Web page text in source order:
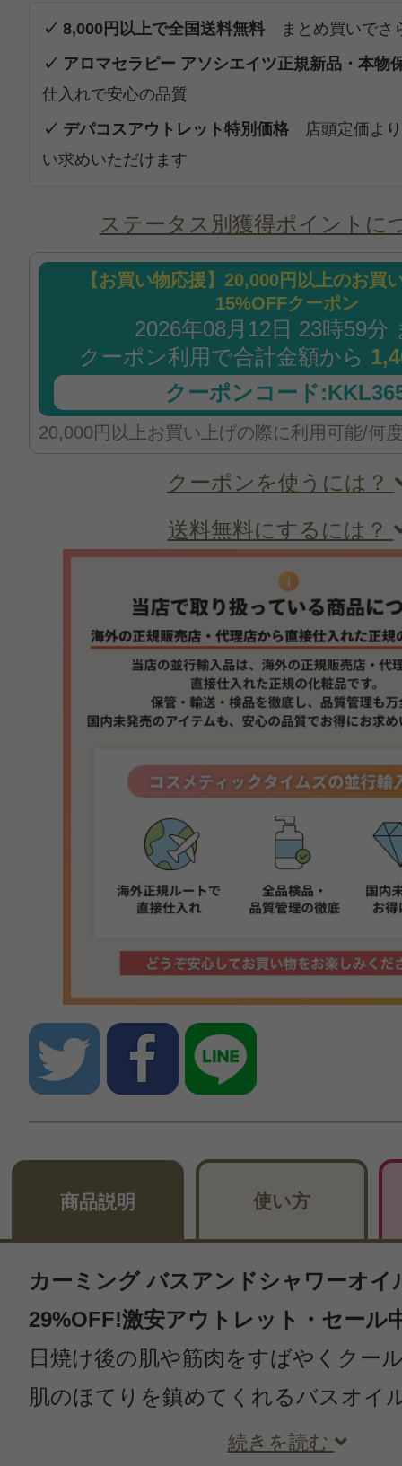
✓ 8,000円以上で全国送料無料 まとめ買いでさ
✓ アロマセラピー アソシエイツ正規新品・本物
仕入れで安心の品質
✓ デパコスアウトレット特別価格 店頭定価よ
い求めいただけます
ステータス別獲得ポイントに
【お買い物応援】20,000円以上のお買
15%OFFクーポン
2026年08月12日 23時59分
クーポン利用で合計金額から
クーポンコード
20,000円以上お買い上げの際に利用可能/何
クーポンを使うには？
送料無料にするには？
商品説明 使い方
カーミング バスアンドシャワーオイ
29%OFF!激安アウトレット・セール
日焼け後の肌や筋肉をすばやくクー
肌のほてりを鎮めてくれるバスオイ
続きを読む